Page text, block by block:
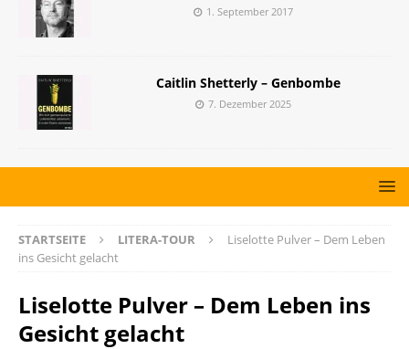
1. September 2017
Caitlin Shetterly – Genbombe
7. Dezember 2025
STARTSEITE LITERA-TOUR
Liselotte Pulver – Dem Leben
ins Gesicht gelacht
Liselotte Pulver – Dem Leben ins
Gesicht gelacht